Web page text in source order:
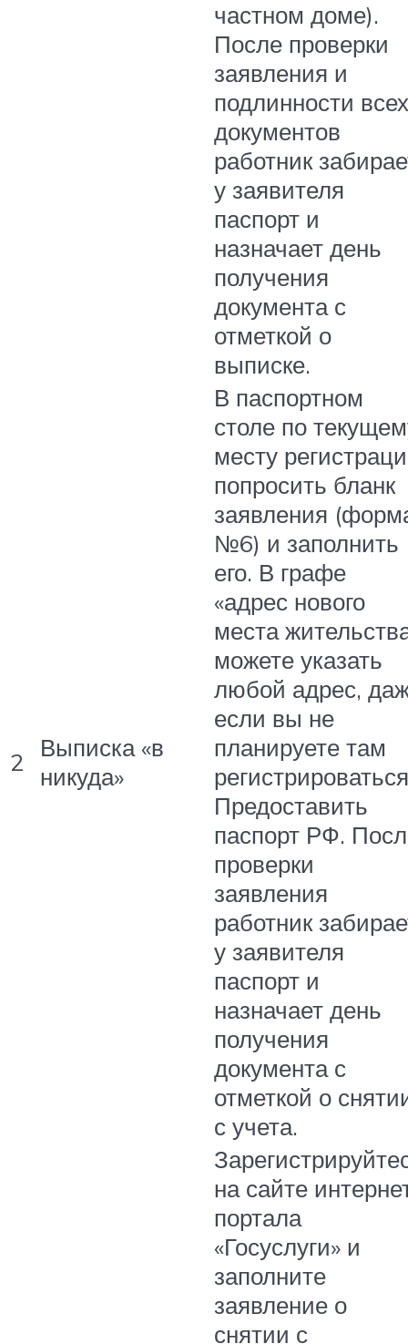
частном доме).
После проверки
заявления и
подлинности всех
документов
работник
у заявителя
паспорт и
назначает день
получения
документа с
отметкой о
выписке.
2
Выписка «в
никуда»
В паспортном
столе по
месту
попросить бланк
заявления
№6) и заполнить
его. В графе
«адрес нового
места
можете указать
любой адрес,
если вы не
планируете там
Предоставить
паспорт РФ.
проверки
заявления
работник
у заявителя
паспорт и
назначает день
получения
документа с
отметкой о
с учета.
на сайте
портала
«Госуслуги» и
заполните
заявление о
снятии с